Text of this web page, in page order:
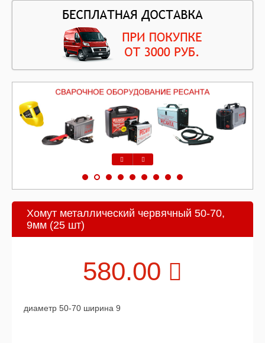
Хомут металлический червячный 50-70,
9мм (25 шт)
580.00
диаметр 50-70 ширина 9